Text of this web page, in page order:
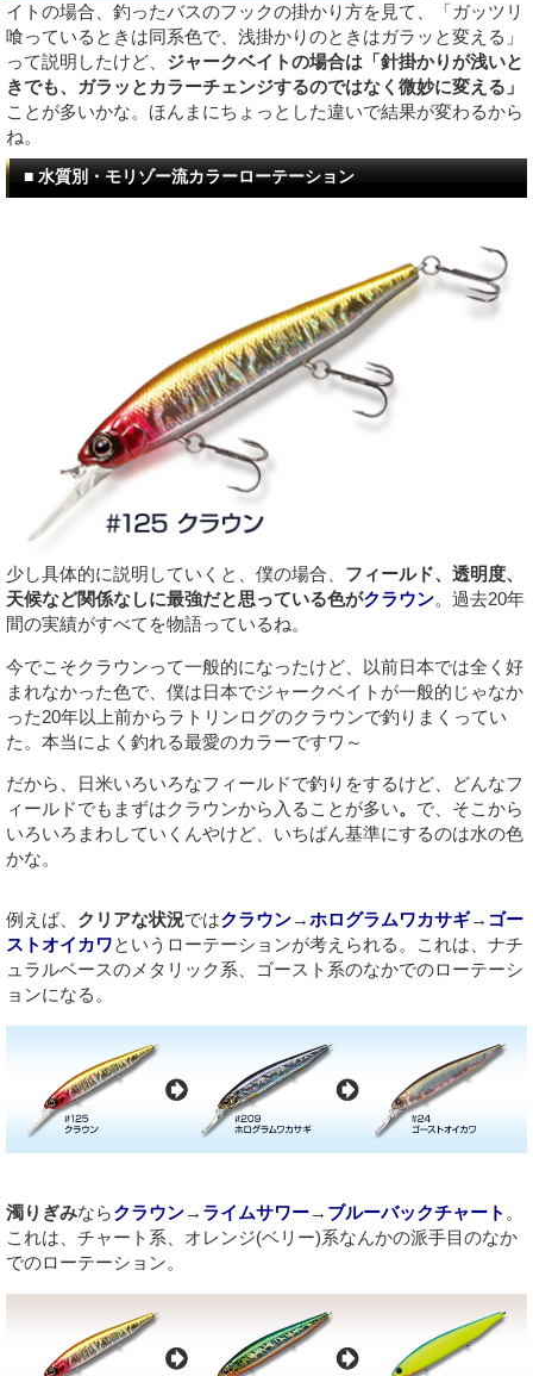
イトの場合、釣ったバスのフックの掛かり方を見て、「ガッツリ
喰っているときは同系色で、浅掛かりのときはガラッと変える」
って説明したけど、 ジャークベイトの場合は「針掛かりが浅いと
きでも、ガラッとカラーチェンジするのではなく微妙に変える」
ことが多いかな。ほんまにちょっとした違いで結果が変わるから
ね。
■ 水質別・モリゾー流カラーローテーション
少し具体的に説明していくと、僕の場合、 フィールド、透明度、
天候など関係なしに最強だと思っている色がクラウン。過去20年
間の実績がすべてを物語っているね。
今でこそクラウンって一般的になったけど、以前日本では全く好
まれなかった色で、僕は日本でジャークベイトが一般的じゃなか
った20年以上前からラトリンログのクラウンで釣りまくってい
た。本当によく釣れる最愛のカラーですワ～
だから、日米いろいろなフィールドで釣りをするけど、どんなフ
ィールドでもまずはクラウンから入ることが多い。 で、そこから
いろいろまわしていくんやけど、いちばん基準にするのは水の色
かな。
例えば、 クリアな状況ではクラウン→ホログラムワカサギ→ ゴー
ストオイカワというローテーションが考えられる。これは、ナチ
ュラルベースのメタリック系、ゴースト系のなかでのローテーシ
ョンになる。
濁りぎみならクラウン→ ライムサワー→ ブルーバックチャート 。
これは、チャート系、オレンジ(ベリー)系なんかの派手目のなか
でのローテーション。